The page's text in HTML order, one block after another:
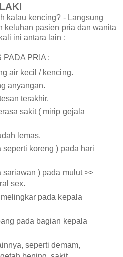
LAKI
kalau kencing? - Langsung
keluhan pasien pria dan wanita
ini antara lain :
PADA PRIA :
air kecil / kencing.
anyangan.
terakhir.
sakit ( mirip gejala
lemas.
seperti koreng ) pada hari
sariawan ) pada mulut >>
sex.
pada kepala
pada bagian kepala
seperti demam,